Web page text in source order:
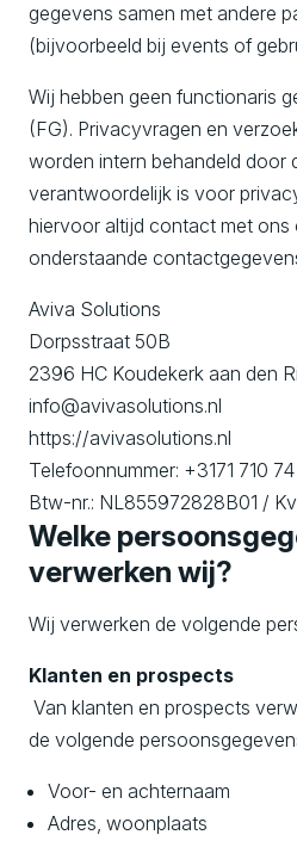
gegevens samen met andere
(bijvoorbeeld bij events of
Wij hebben geen functionaris
(FG). Privacyvragen en
worden intern behandeld door
verantwoordelijk is voor
hiervoor altijd contact met ons
onderstaande
Aviva Solutions
Dorpsstraat 50B
2396 HC Koudekerk aan den
info@avivasolutions.nl
https://avivasolutions.nl
Telefoonnummer: +3171 710
Btw-nr.: NL855972828B01 /
Welke
verwerken wij?
Wij verwerken de volgende
Klanten en prospects
Van klanten en prospects
de volgende
Voor- en achternaam
Adres, woonplaats